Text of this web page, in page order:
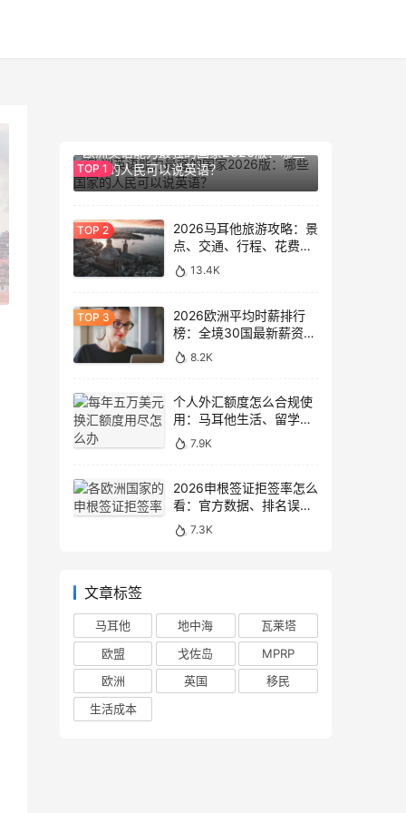
欧洲英语能力最强的国家2026版：哪些
国家的人民可以说英语？
2026马耳他旅游攻略：景
点、交通、行程、花费与
避坑指南
13.4K
2026欧洲平均时薪排行
榜：全境30国最新薪资数
据大盘点
8.2K
个人外汇额度怎么合规使
用：马耳他生活、留学与
移民场景说明
7.9K
2026申根签证拒签率怎么
看：官方数据、排名误区
和申请避坑
7.3K
文章标签
马耳他 地中海
瓦莱塔
欧盟
戈佐岛
MPRP
欧洲
英国
移民
生活成本